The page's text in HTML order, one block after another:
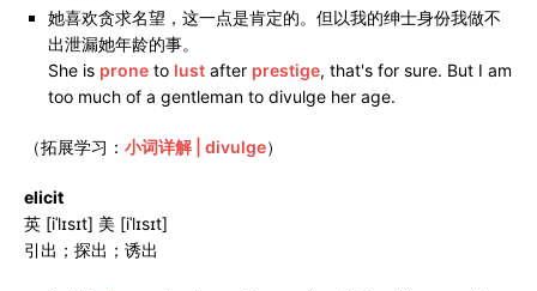
她喜欢贪求名望，这一点是肯定的。但以我的绅士身份我做不
出泄漏她年龄的事。
She is prone to lust after prestige, that's for sure. But I am
too much of a gentleman to divulge her age.
（拓展学习： 小词详解 | divulge）
elicit
英 [iˈlɪsɪt] 美 [iˈlɪsɪt]
引出；探出；诱出